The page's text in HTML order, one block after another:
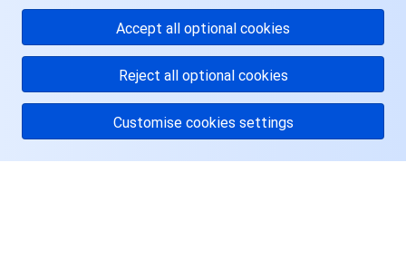
Accept all optional cookies
Reject all optional cookies
Customise cookies settings